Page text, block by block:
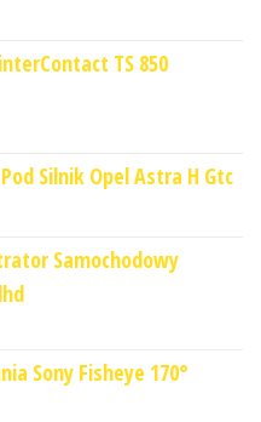
TS 850
Silnik Opel Astra H Gtc
Samochodowy
Sony Fisheye 170°